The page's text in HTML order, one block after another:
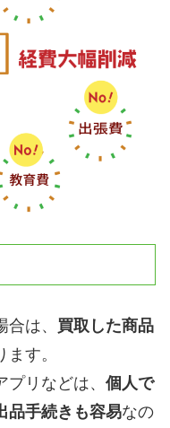
は、 買取した商品
す。
リなどは、 個人で
品手続きも容易なの